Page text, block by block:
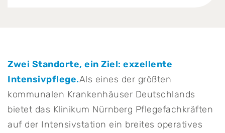
Zwei Standorte, ein Ziel: exzellente
Intensivpflege.Als eines der größten
kommunalen Krankenhäuser Deutschlands
bietet das Klinikum Nürnberg Pflegefachkräften
auf der Intensivstation ein breites operatives